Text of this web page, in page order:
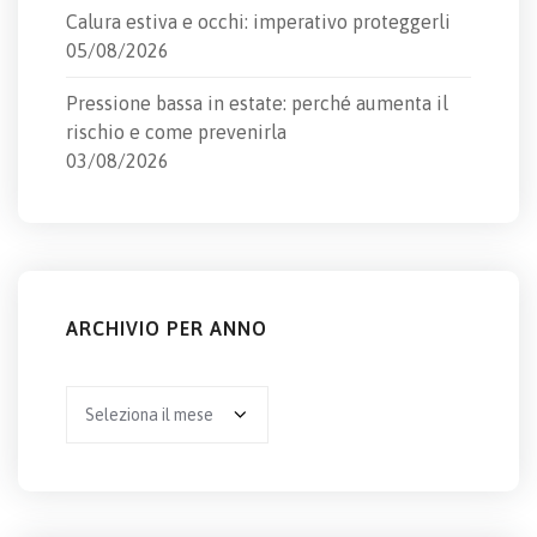
Calura estiva e occhi: imperativo proteggerli
05/08/2026
Pressione bassa in estate: perché aumenta il
rischio e come prevenirla
03/08/2026
ARCHIVIO PER ANNO
per